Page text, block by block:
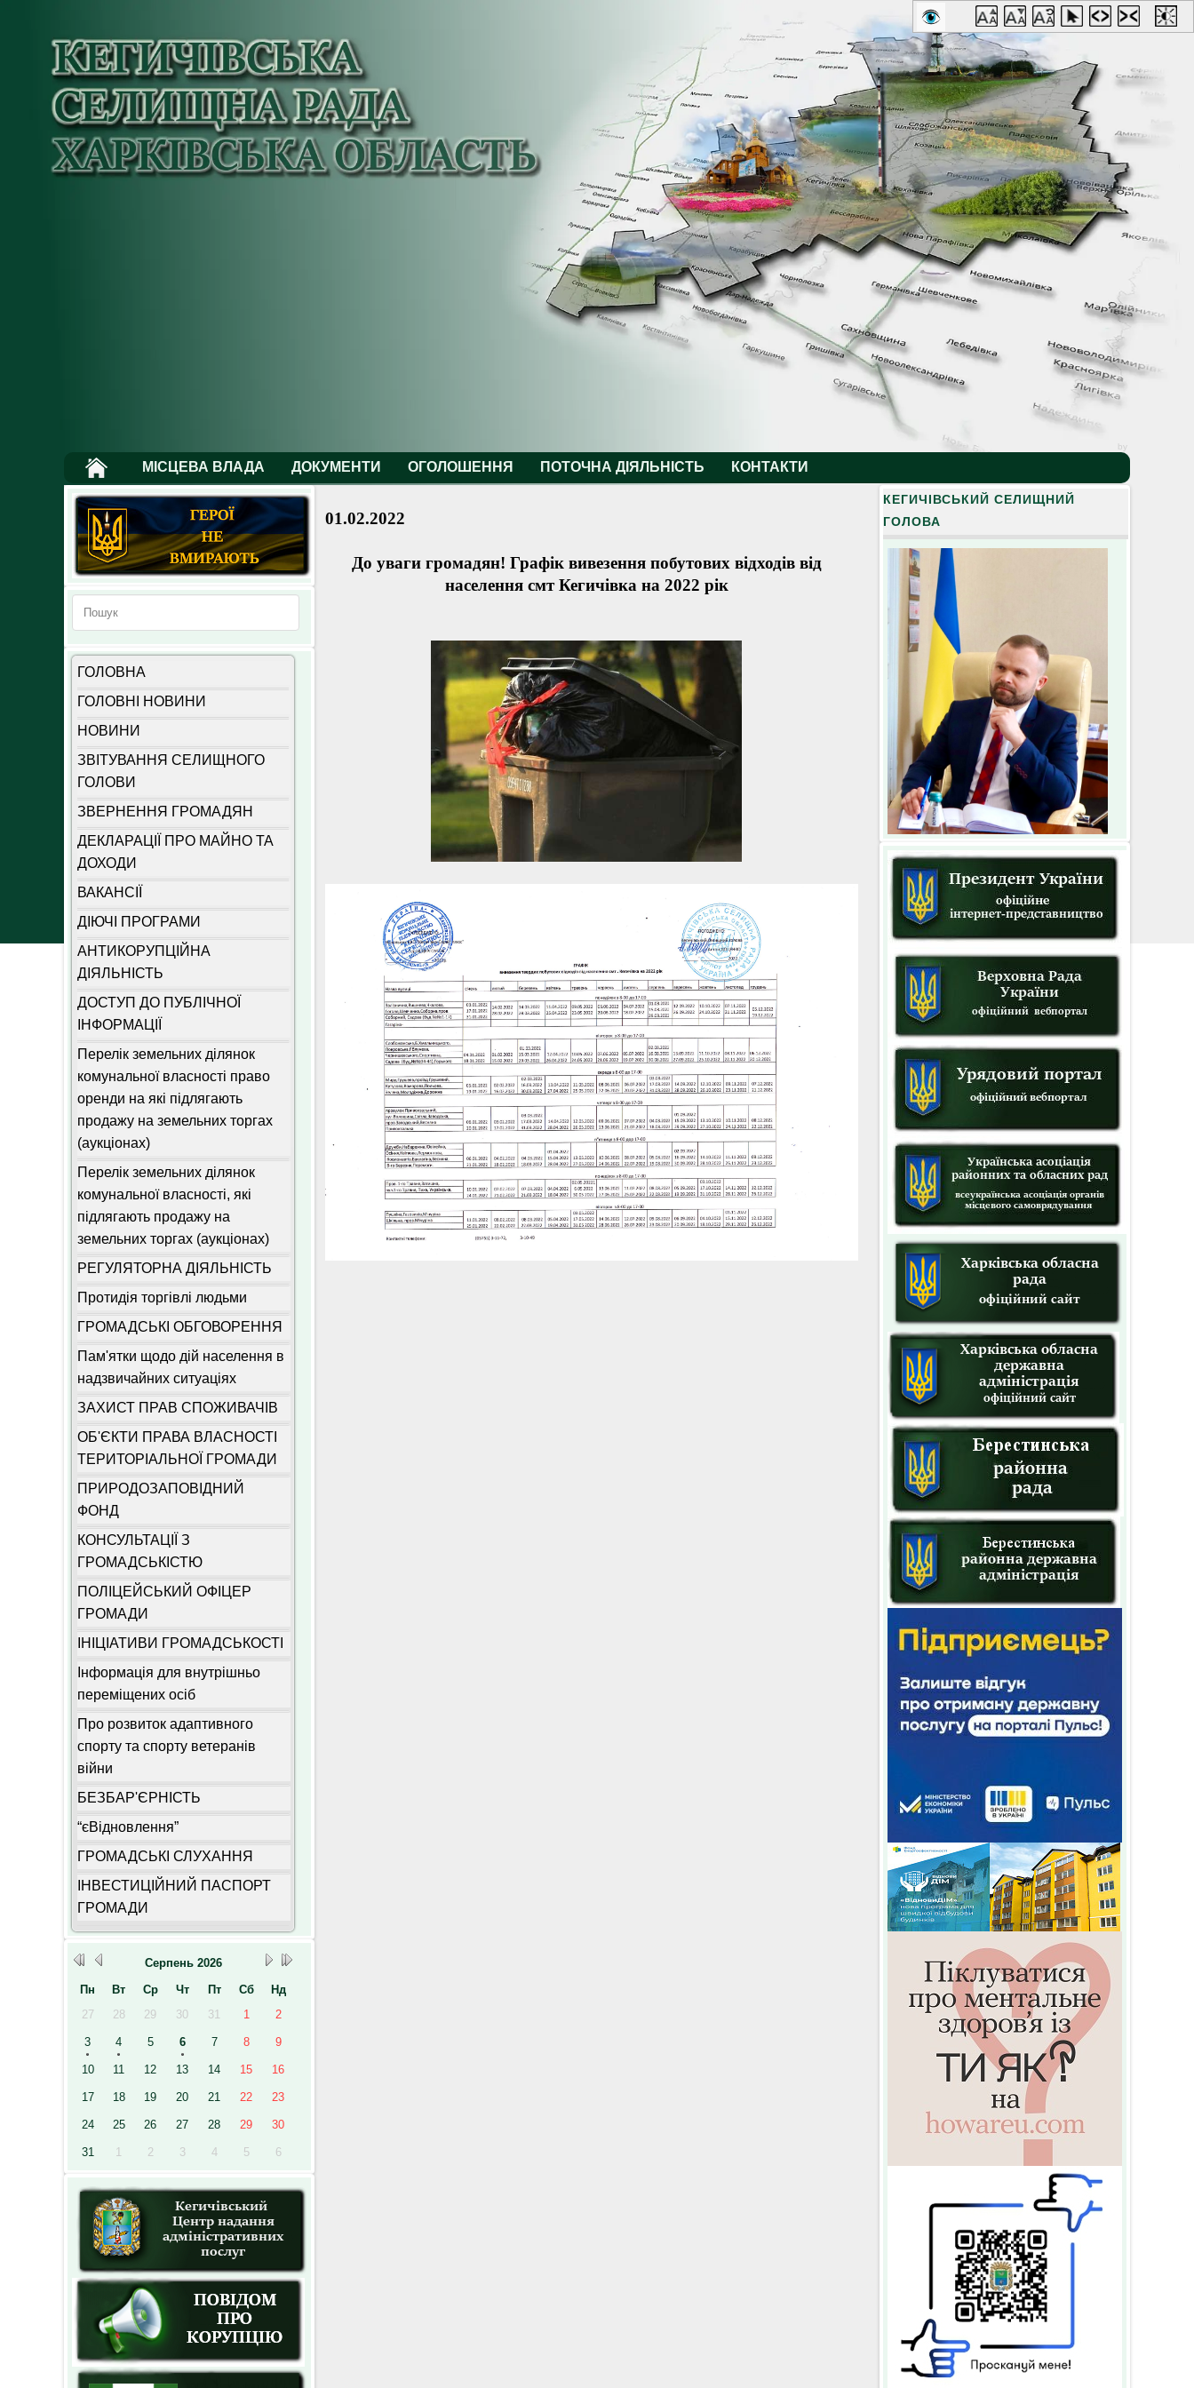
by
МІСЦЕВА ВЛАДА ДОКУМЕНТИ ОГОЛОШЕННЯ ПОТОЧНА ДІЯЛЬНІСТЬ КОНТАКТИ
ГОЛОВНА
ГОЛОВНІ НОВИНИ
НОВИНИ
ЗВІТУВАННЯ СЕЛИЩНОГО
ГОЛОВИ
ЗВЕРНЕННЯ ГРОМАДЯН
ДЕКЛАРАЦІЇ ПРО МАЙНО ТА
ДОХОДИ
ВАКАНСІЇ
ДІЮЧІ ПРОГРАМИ
АНТИКОРУПЦІЙНА
ДІЯЛЬНІСТЬ
ДОСТУП ДО ПУБЛІЧНОЇ
ІНФОРМАЦІЇ
Перелік земельних ділянок
комунальної власності право
оренди на які підлягають
продажу на земельних торгах
(аукціонах)
Перелік земельних ділянок
комунальної власності, які
підлягають продажу на
земельних торгах (аукціонах)
РЕГУЛЯТОРНА ДІЯЛЬНІСТЬ
Протидія торгівлі людьми
ГРОМАДСЬКІ ОБГОВОРЕННЯ
Пам'ятки щодо дій населення в
надзвичайних ситуаціях
ЗАХИСТ ПРАВ СПОЖИВАЧІВ
ОБ'ЄКТИ ПРАВА ВЛАСНОСТІ
ТЕРИТОРІАЛЬНОЇ ГРОМАДИ
ПРИРОДОЗАПОВІДНИЙ
ФОНД
КОНСУЛЬТАЦІЇ З
ГРОМАДСЬКІСТЮ
ПОЛІЦЕЙСЬКИЙ ОФІЦЕР
ГРОМАДИ
ІНІЦІАТИВИ ГРОМАДСЬКОСТІ
Інформація для внутрішньо
переміщених осіб
Про розвиток адаптивного
спорту та спорту ветеранів
війни
БЕЗБАР'ЄРНІСТЬ
“єВідновлення”
ГРОМАДСЬКІ СЛУХАННЯ
ІНВЕСТИЦІЙНИЙ ПАСПОРТ
ГРОМАДИ
Серпень 2026
Пн
Вт Ср Чт Пт Сб
Нд
27
28 29 30 31 1 2
3 4 5 6 7 8 9
10 11 12 13 14 15 16
17 18 19 20 21 22 23
24 25 26 27 28 29 30
31 1 2 3 4 5 6
КЕГИЧІВСЬКИЙ СЕЛИЩНИЙ
ГОЛОВА
01.02.2022
До уваги громадян! Графік вивезення побутових відходів від
населення смт Кегичівка на 2022 рік